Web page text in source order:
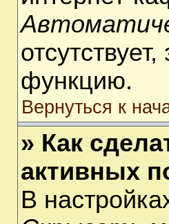
функцию.
Вернуться к
» Как
активных
В